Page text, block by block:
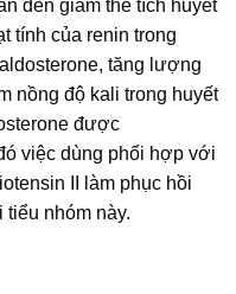
đến giảm thể tích huyết
tính của renin trong
tăng lượng
nồng độ kali trong huyết
được
việc dùng phối hợp với
II làm phục hồi
nhóm này.